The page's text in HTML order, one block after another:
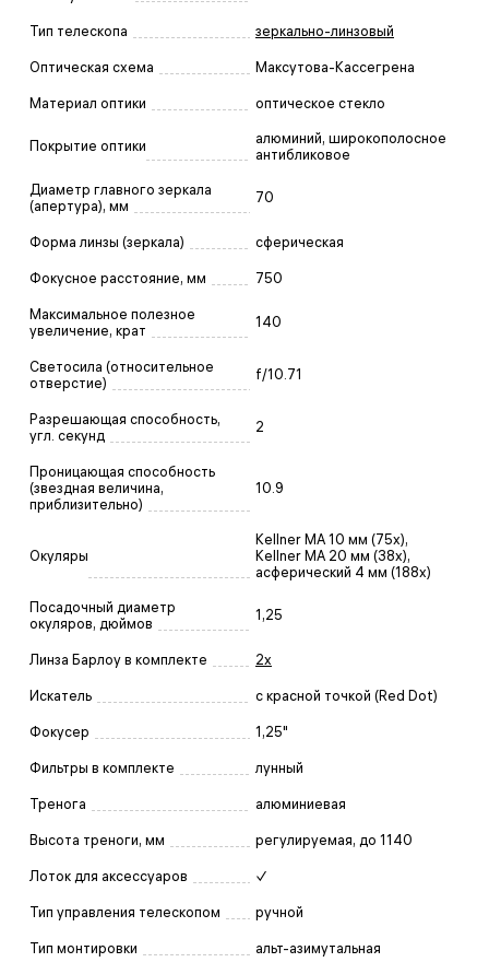
Тип телескопа зеркально-линзовый
Оптическая схема Максутова-Кассегрена
Материал оптики оптическое стекло
Покрытие оптики
алюминий, широкополосное
антибликовое
Диаметр главного зеркала
(апертура), мм
70
Форма линзы (зеркала) сферическая
Фокусное расстояние, мм 750
Максимальное полезное
увеличение, крат
140
Светосила (относительное
отверстие)
f/10.71
Разрешающая способность,
угл. секунд
2
Проницающая способность
(звездная величина,
приблизительно)
10.9
Окуляры
Kellner MA 10 мм (75х),
Kellner MA 20 мм (38х),
асферический 4 мм (188х)
Посадочный диаметр
окуляров, дюймов
1,25
Линза Барлоу в комплекте 2х
Искатель с красной точкой (Red Dot)
Фокусер 1,25"
Фильтры в комплекте лунный
Тренога алюминиевая
Высота треноги, мм регулируемая, до 1140
Лоток для аксессуаров ✓
Тип управления телескопом ручной
Тип монтировки альт-азимутальная